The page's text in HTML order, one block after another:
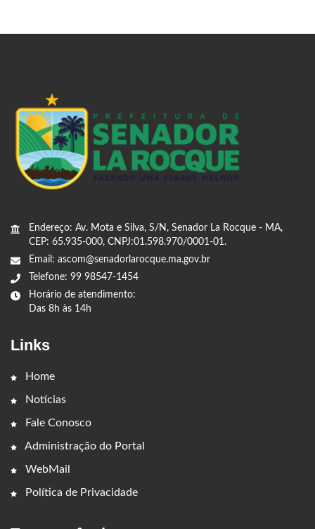
Endereço: Av. Mota e Silva, S/N, Senador La Rocque - MA,
CEP: 65.935-000, CNPJ:01.598.970/0001-01.
Email: ascom@senadorlarocque.ma.gov.br
Telefone: 99 98547-1454
Horário de atendimento:
Das 8h às 14h
Links
Home
Notícias
Fale Conosco
Administração do Portal
WebMail
Política de Privacidade